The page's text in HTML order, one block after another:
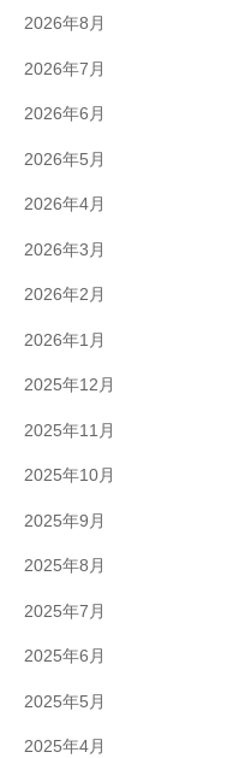
2026年8月
2026年7月
2026年6月
2026年5月
2026年4月
2026年3月
2026年2月
2026年1月
2025年12月
2025年11月
2025年10月
2025年9月
2025年8月
2025年7月
2025年6月
2025年5月
2025年4月